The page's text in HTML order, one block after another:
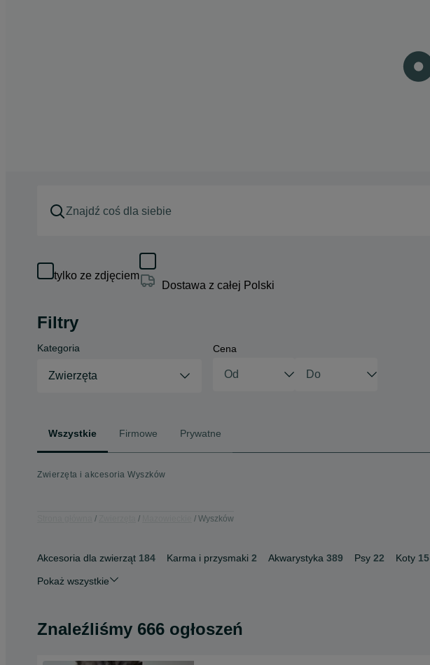
tylko ze zdjęciem
Dostawa z całej Polski
Filtry
Kategoria
Zwierzęta
Cena
Wszystkie Firmowe Prywatne
Zwierzęta i akcesoria Wyszków
Wyszków
Akcesoria dla zwierząt 184 Karma i przysmaki 2 Akwarystyka 389 Psy 22 Koty 15
Pokaż wszystkie
Znaleźliśmy 666 ogłoszeń